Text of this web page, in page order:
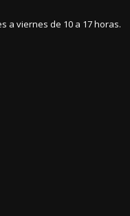
a viernes de 10 a 17 horas.